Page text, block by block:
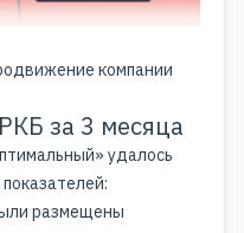
компании
за 3 месяца
удалось
размещены